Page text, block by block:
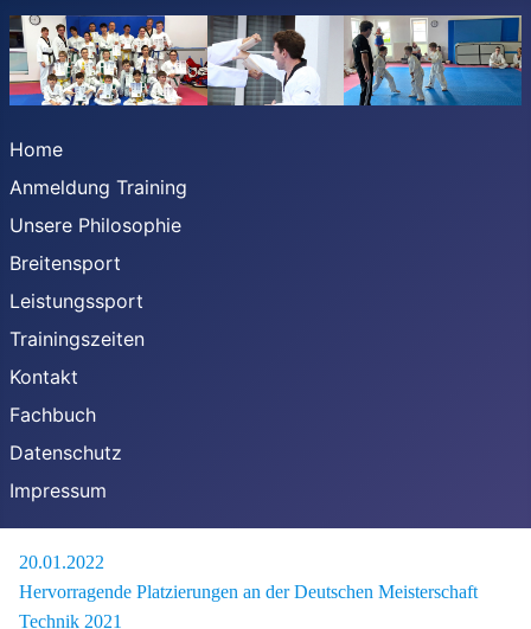
Home
Anmeldung Training
Unsere Philosophie
Breitensport
Leistungssport
Trainingszeiten
Kontakt
Fachbuch
Datenschutz
Impressum
20.01.2022
Hervorragende Platzierungen an der Deutschen Meisterschaft
Technik 2021